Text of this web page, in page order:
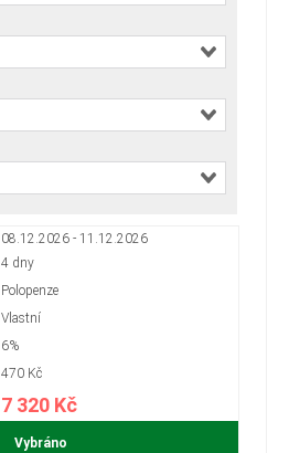
08.12.2026 - 11.12.2026
4 dny
Polopenze
Vlastní
6%
470 Kč
7 320 Kč
Vybráno